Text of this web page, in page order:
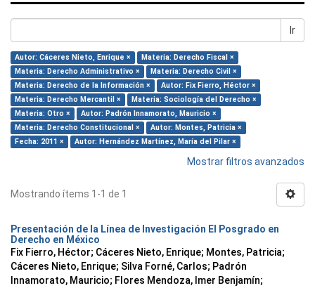
Ir
Autor: Cáceres Nieto, Enrique ×
Materia: Derecho Fiscal ×
Materia: Derecho Administrativo ×
Materia: Derecho Civil ×
Materia: Derecho de la Información ×
Autor: Fix Fierro, Héctor ×
Materia: Derecho Mercantil ×
Materia: Sociología del Derecho ×
Materia: Otro ×
Autor: Padrón Innamorato, Mauricio ×
Materia: Derecho Constitucional ×
Autor: Montes, Patricia ×
Fecha: 2011 ×
Autor: Hernández Martínez, María del Pilar ×
Mostrar filtros avanzados
Mostrando ítems 1-1 de 1
Presentación de la Línea de Investigación El Posgrado en
Derecho en México
Fix Fierro, Héctor; Cáceres Nieto, Enrique; Montes, Patricia;
Cáceres Nieto, Enrique; Silva Forné, Carlos; Padrón
Innamorato, Mauricio; Flores Mendoza, Imer Benjamín;